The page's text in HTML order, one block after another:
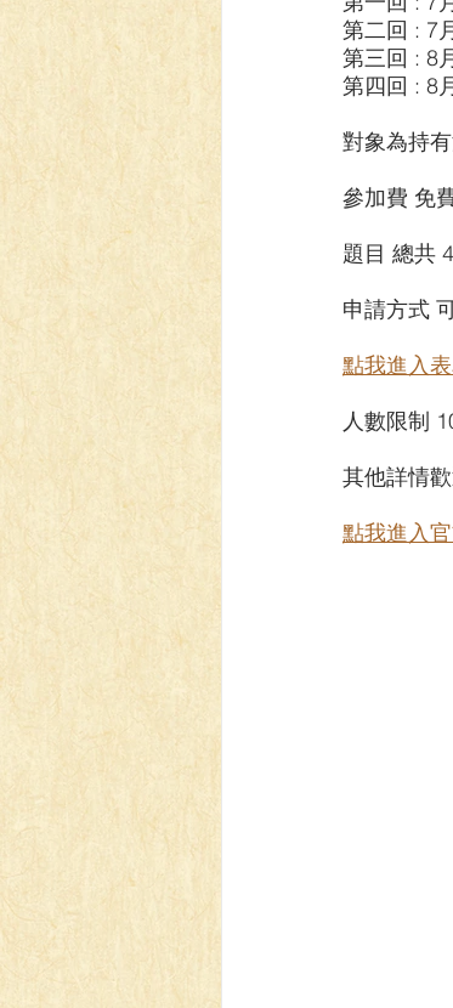
【LC】最終編年史-
第二回 : 7
第三回 : 8
第四回 : 8
對象為持
參加費 免
題目 總共
申請方式
點我進入
人數限制
其他詳情
點我進入